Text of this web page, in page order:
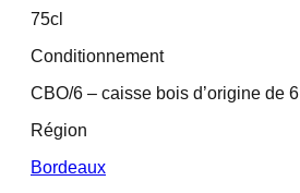
75cl
Conditionnement
CBO/6 – caisse bois d’origine de
Région
Bordeaux